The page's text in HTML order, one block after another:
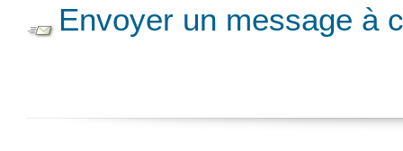
Envoyer un message à